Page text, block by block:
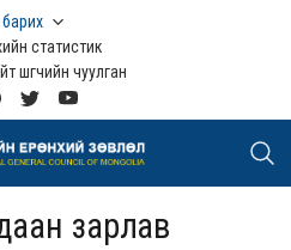
статистик
шүүгчийн чуулган
зарлав